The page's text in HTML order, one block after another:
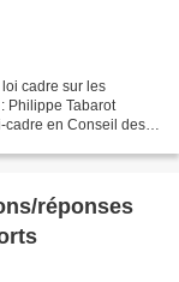
cadre sur les
Philippe Tabarot
cadre en Conseil des
réponses